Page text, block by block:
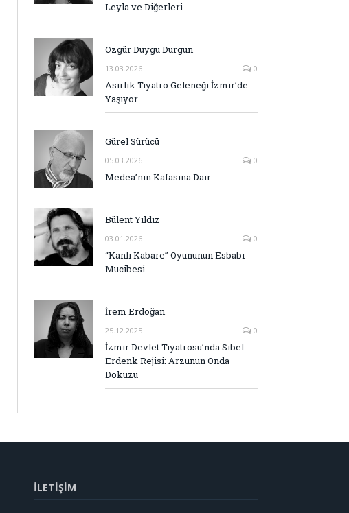
Leyla ve Diğerleri
Özgür Duygu Durgun
13.03.2026 0
Asırlık Tiyatro Geleneği İzmir’de
Yaşıyor
Gürel Sürücü
05.03.2026 0
Medea’nın Kafasına Dair
Bülent Yıldız
03.01.2026 0
“Kanlı Kabare” Oyununun Esbabı
Mucibesi
İrem Erdoğan
25.12.2025 0
İzmir Devlet Tiyatrosu’nda Sibel
Erdenk Rejisi: Arzunun Onda
Dokuzu
İLETİŞİM